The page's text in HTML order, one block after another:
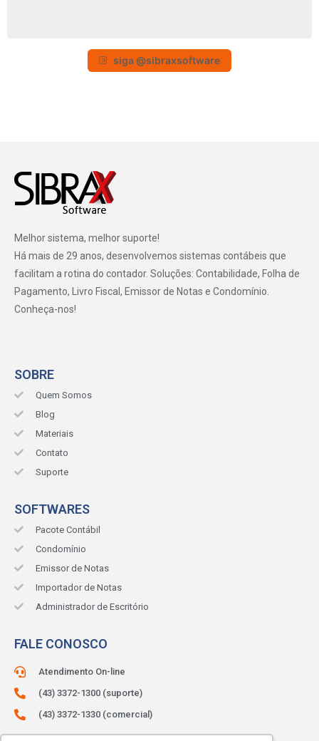
siga @sibraxsoftware
Melhor sistema, melhor suporte!
Há mais de 29 anos, desenvolvemos sistemas contábeis que
facilitam a rotina do contador. Soluções: Contabilidade, Folha de
Pagamento, Livro Fiscal, Emissor de Notas e Condomínio.
Conheça-nos!
SOBRE
Quem Somos
Blog
Materiais
Contato
Suporte
SOFTWARES
Pacote Contábil
Condomínio
Emissor de Notas
Importador de Notas
Administrador de Escritório
FALE CONOSCO
Atendimento On-line
(43) 3372-1300 (suporte)
(43) 3372-1330 (comercial)